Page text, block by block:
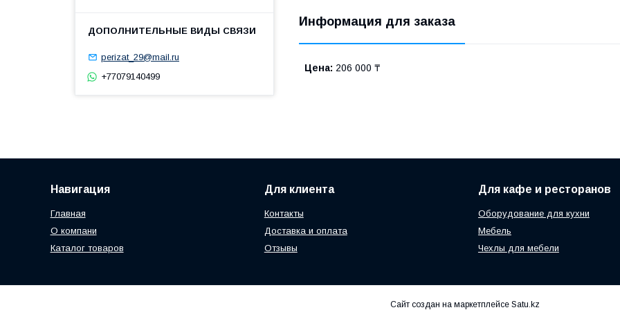
Информация для заказа
Цена: 206 000 ₸
perizat_29@mail.ru
+77079140499
Навигация
Главная
О компани
Каталог товаров
Для клиента
Контакты
Доставка и оплата
Отзывы
Для кафе и ресторанов
Оборудование для кухни
Мебель
Чехлы для мебели
Сайт создан на маркетплейсе Satu.kz